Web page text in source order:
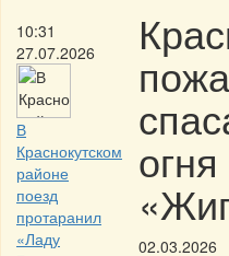
10:31
27.07.2026
В
Краснокутском
районе
поезд
протаранил
«Ладу
огня
02.03.2026